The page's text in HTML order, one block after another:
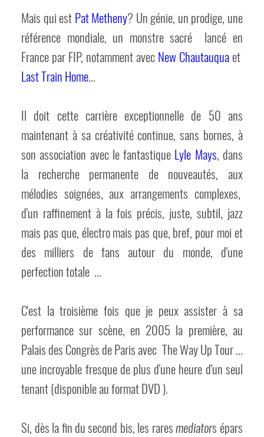
Mais qui estPat Metheny? Un génie, un prodige, une
référence mondiale, un monstre sacré lancé en
France par FIP, notamment avecNew Chautauquaet
Last Train Home...
Il doit cette carrière exceptionnelle de 50 ans
maintenant à sa créativité continue, sans bornes, à
son association avec le fantastique Lyle Mays, dans
la recherche permanente de nouveautés, aux
mélodies soignées, aux arrangements complexes,
d'un raffinement à la fois précis, juste, subtil, jazz
mais pas que, électro mais pas que, bref, pour moi et
des milliers de fans autour du monde, d'une
perfection totale ...
C'est la troisième fois que je peux assister à sa
performance sur scène, en 2005 la première, au
Palais des Congrès de Paris avec The Way Up Tour ...
une incroyable fresque de plus d'une heure d'un seul
tenant (disponible au format DVD ).
Si, dès la fin du second bis, les raresmediators épars